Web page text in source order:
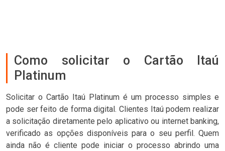
Como solicitar o Cartão Itaú
Platinum
Solicitar o Cartão Itaú Platinum é um processo simples e
pode ser feito de forma digital. Clientes Itaú podem realizar
a solicitação diretamente pelo aplicativo ou internet banking,
verificado as opções disponíveis para o seu perfil. Quem
ainda não é cliente pode iniciar o processo abrindo uma